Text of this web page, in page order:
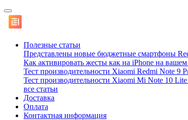
Полезные статьи
Представлены новые бюджетные смартфоны
Как активировать жесты как на iPhone на
Тест производительности Xiaomi Redmi Note 9
Тест производительности Xiaomi Mi Note 10
все статьи
Доставка
Оплата
Контактная информация